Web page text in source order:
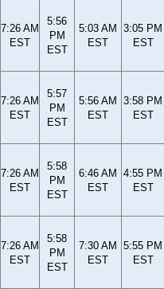
7:26 AM
EST
5:56
PM
EST
5:03 AM
EST
3:05 PM
EST
7:26 AM
EST
5:57
PM
EST
5:56 AM
EST
3:58 PM
EST
7:26 AM
EST
5:58
PM
EST
6:46 AM
EST
4:55 PM
EST
7:26 AM
EST
5:58
PM
EST
7:30 AM
EST
5:55 PM
EST